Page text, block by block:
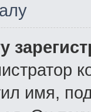
имя,